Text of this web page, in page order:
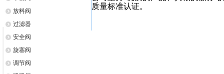
放料阀
过滤器
安全阀
旋塞阀
调节阀
质量标准认证。